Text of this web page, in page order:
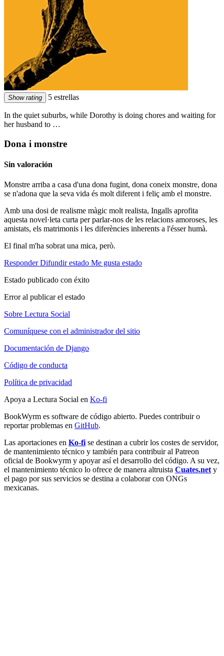
Show rating 5 estrellas
In the quiet suburbs, while Dorothy is doing chores and waiting for
her husband to …
Dona i monstre
Sin valoración
Monstre arriba a casa d'una dona fugint, dona coneix monstre, dona
se n'adona que la seva vida és molt diferent i feliç amb el monstre.
Amb una dosi de realisme màgic molt realista, Ingalls aprofita
aquesta novel·leta curta per parlar-nos de les relacions amoroses, les
amistats, els matrimonis i les diferències inherents a l'ésser humà.
El final m'ha sobrat una mica, però.
Responder Difundir estado Me gusta estado
Estado publicado con éxito
Error al publicar el estado
Sobre Lectura Social
Comuníquese con el administrador del sitio
Documentación de Django
Código de conducta
Política de privacidad
Apoya a Lectura Social en Ko-fi
BookWyrm es software de código abierto. Puedes contribuir o
reportar problemas en GitHub.
Las aportaciones en Ko-fi se destinan a cubrir los costes de servidor,
de mantenimiento técnico y también para contribuir al Patreon
oficial de Bookwyrm y apoyar así el desarrollo del código. A su vez,
el mantenimiento técnico lo ofrece de manera altruista Cuates.net y
el pago por sus servicios se destina a colaborar con ONGs
mexicanas.